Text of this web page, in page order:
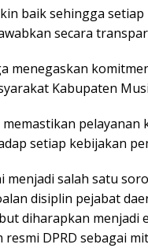
baik sehingga
secara
menegaskan
Kabupaten
pelayanan
setiap kebijakan
menjadi salah satu
disiplin pejabat
diharapkan menjadi
DPRD sebagai